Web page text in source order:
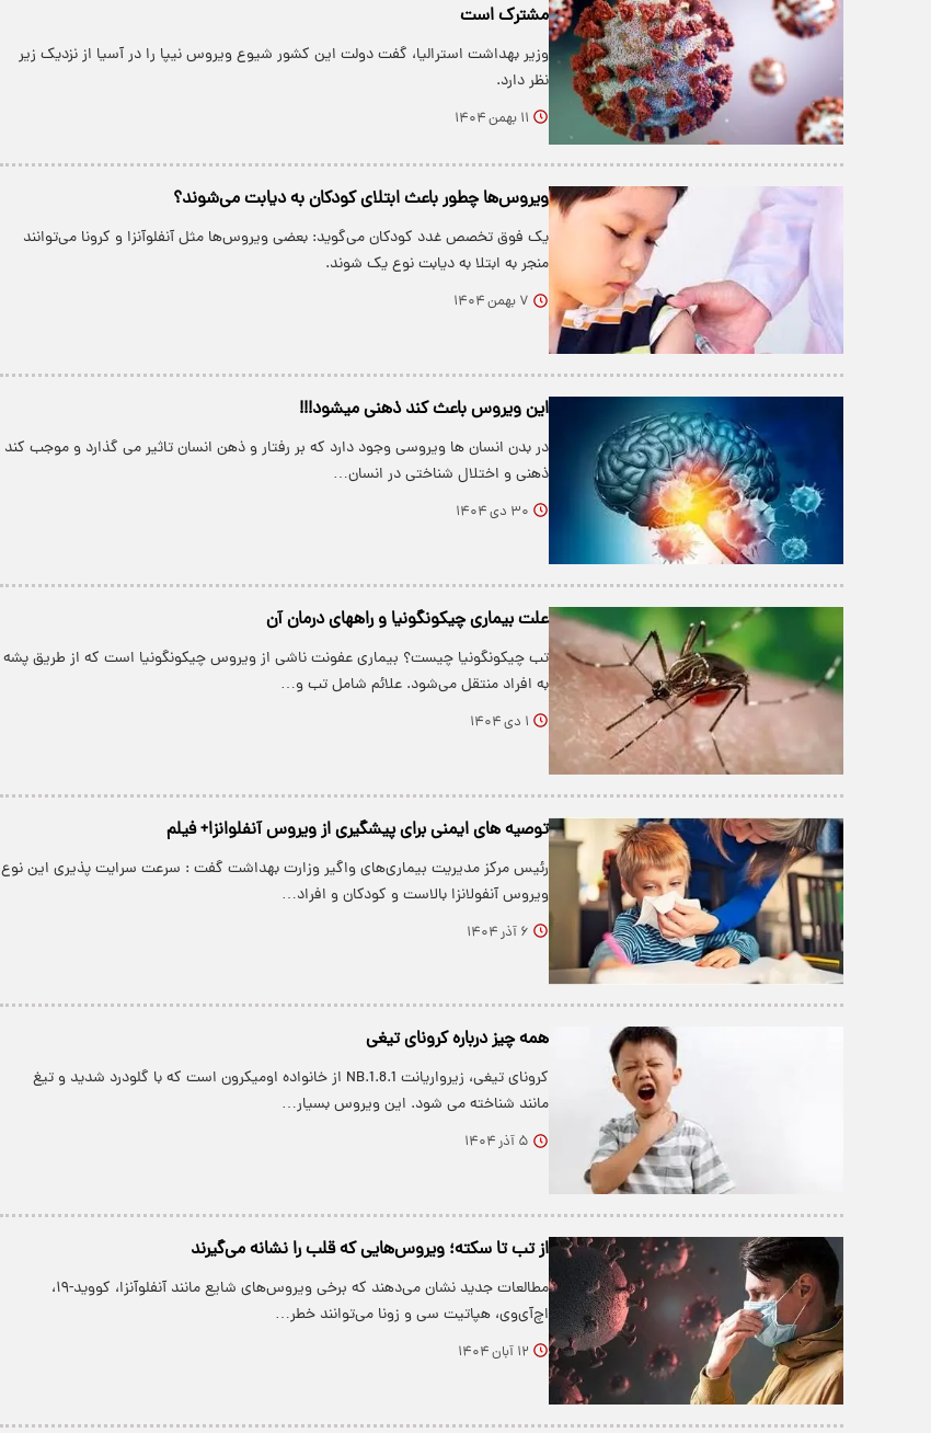
مشترک است
وزیر بهداشت استرالیا، گفت دولت این کشور شیوع ویروس نیپا را در آسیا از نزدیک زیر
نظر دارد.
۱۱ بهمن ۱۴۰۴
ویروس‌ها چطور باعث ابتلای کودکان به دیابت می‌شوند؟
یک فوق تخصص غدد کودکان می‌گوید: بعضی ویروس‌ها مثل آنفلوآنزا و کرونا می‌توانند
منجر به ابتلا به دیابت نوع یک شوند.
۷ بهمن ۱۴۰۴
این ویروس باعث کند ذهنی میشود!!!
در بدن انسان ها ویروسی وجود دارد که بر رفتار و ذهن انسان تاثیر می گذارد و موجب کند
ذهنی و اختلال شناختی در انسان…
۳۰ دی ۱۴۰۴
علت بیماری چیکونگونیا و راههای درمان آن
تب چیکونگونیا چیست؟ بیماری عفونت ناشی از ویروس چیکونگونیا است که از طریق پشه
به افراد منتقل می‌شود. علائم شامل تب و…
۱ دی ۱۴۰۴
توصیه های ایمنی برای پیشگیری از ویروس آنفلوانزا+ فیلم
رئیس مرکز مدیریت بیماری‌های واگیر وزارت بهداشت گفت : سرعت سرایت پذیری این نوع
ویروس آنفولانزا بالاست و کودکان و افراد…
۶ آذر ۱۴۰۴
همه چیز درباره کرونای تیغی
کرونای تیغی، زیرواریانت NB.1.8.1 از خانواده اومیکرون است که با گلودرد شدید و تیغ
مانند شناخته می شود. این ویروس بسیار…
۵ آذر ۱۴۰۴
از تب تا سکته؛ ویروس‌هایی که قلب را نشانه می‌گیرند
مطالعات جدید نشان می‌دهند که برخی ویروس‌های شایع مانند آنفلوآنزا، کووید-۱۹،
اچ‌آی‌وی، هپاتیت سی و زونا می‌توانند خطر…
۱۲ آبان ۱۴۰۴